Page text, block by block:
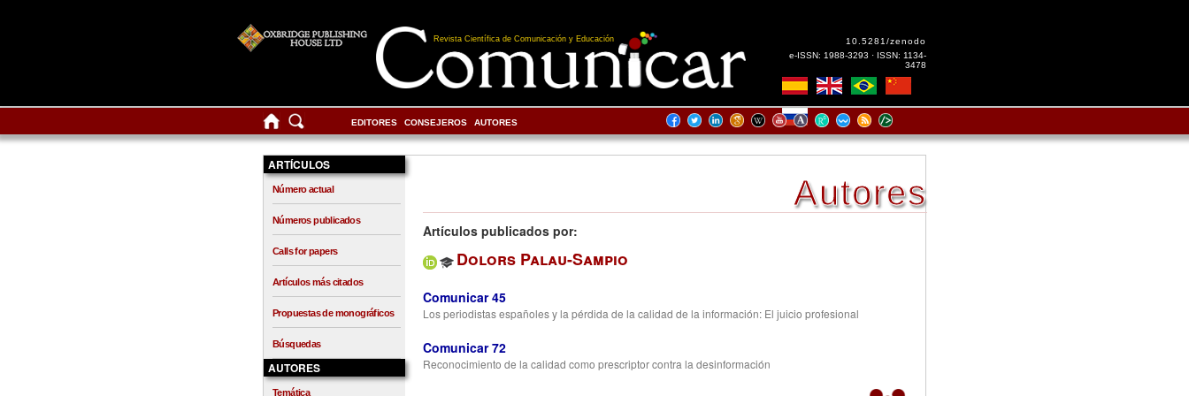
Revista Científica de Comunicación y Educación
10.5281/zenodo
e-ISSN: 1988-3293 · ISSN: 1134-
3478
EDITORES CONSEJEROS AUTORES
ARTÍCULOS
Número actual
Números publicados
Calls for papers
Artículos más citados
Propuestas de monográficos
Búsquedas
AUTORES
Temática
Autores
Artículos publicados por:
Dolors Palau-Sampio
Comunicar 45
Los periodistas españoles y la pérdida de la calidad de la información: El juicio profesional
Comunicar 72
Reconocimiento de la calidad como prescriptor contra la desinformación